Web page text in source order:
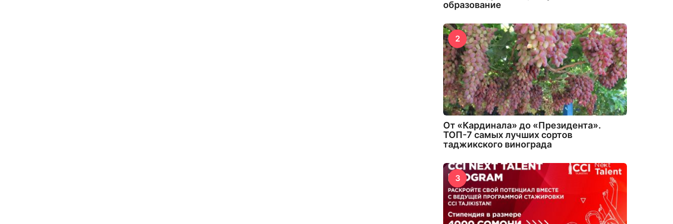
образование
2
От «Кардинала» до «Президента».
ТОП-7 самых лучших сортов
таджикского винограда
3